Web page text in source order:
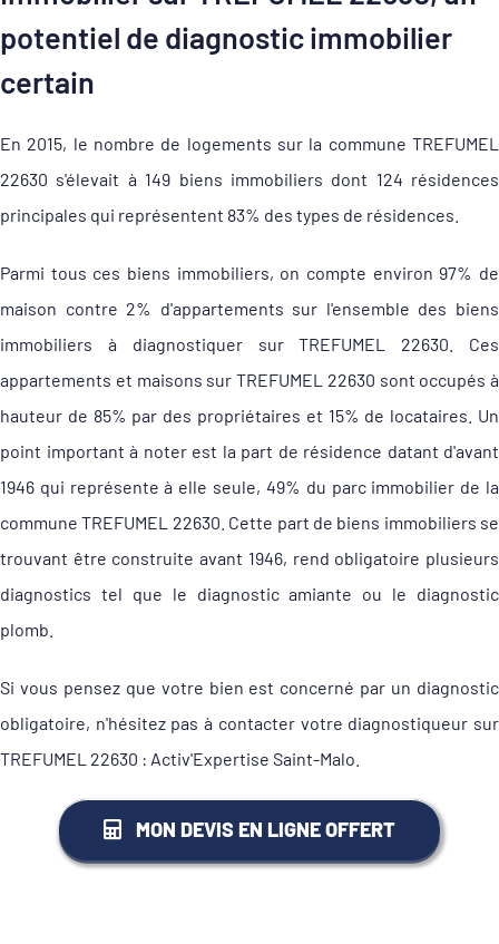
potentiel de diagnostic immobilier
certain
En 2015, le nombre de logements sur la commune TREFUMEL
22630 s'élevait à 149 biens immobiliers dont 124 résidences
principales qui représentent 83% des types de résidences.
Parmi tous ces biens immobiliers, on compte environ 97% de
maison contre 2% d'appartements sur l'ensemble des biens
immobiliers à diagnostiquer sur TREFUMEL 22630. Ces
appartements et maisons sur TREFUMEL 22630 sont occupés à
hauteur de 85% par des propriétaires et 15% de locataires. Un
point important à noter est la part de résidence datant d'avant
1946 qui représente à elle seule, 49% du parc immobilier de la
commune TREFUMEL 22630. Cette part de biens immobiliers se
trouvant être construite avant 1946, rend obligatoire plusieurs
diagnostics tel que le diagnostic amiante ou le diagnostic
plomb.
Si vous pensez que votre bien est concerné par un diagnostic
obligatoire, n'hésitez pas à contacter votre diagnostiqueur sur
TREFUMEL 22630 : Activ'Expertise Saint-Malo.
MON DEVIS EN LIGNE OFFERT